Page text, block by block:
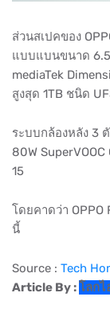
ส่วนสเปคของ
แบบแบนขนาด 6.5
mediaTek
สูงสุด 1TB ชนิด
ระบบกล้องหลัง 3
80W
15
โดยคาดว่า
นี้
Source : Tech
Article By :โลก